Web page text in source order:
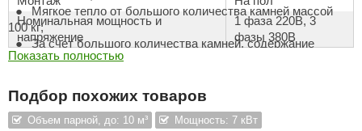
Мягкое тепло от большого количества камней массой
100 кг;
За счет большого количества камней, содержание
кислорода в воздухе сауны остается высоким, поэтому вы
Секрет расслабляющего тепла, в полноразмерных
нагревательных элементах высокого качества из
нержавеющей стали, по все длине корпуса печи.
Номинальная мощность и
напряжение
1 фаза 220B, 3
фазы 380В
Показать полностью
Подбор похожих товаров
Объем парной, до: 10 м³
Мощность: 7 кВт